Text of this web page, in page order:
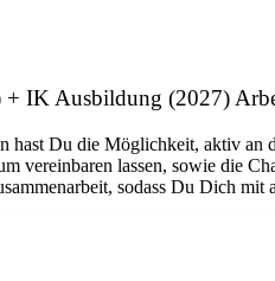
IK Ausbildung (2027)
hast Du die Möglichkeit, aktiv
lassen, sowie die
sodass Du Dich mit